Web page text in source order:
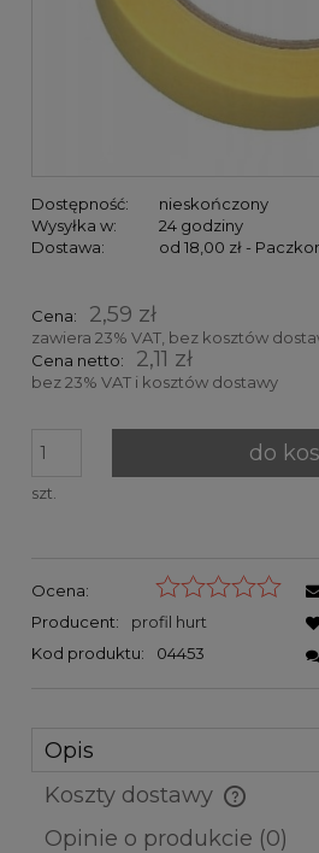
Dostępność:
nieskończony
Wysyłka w:
24 godziny
Dostawa:
od 18,00 zł -
Cena nie zawiera ewentualnych
Cena: 2,59 zł
zawiera 23% VAT, bez kosztów
Cena netto:
2,11 zł
bez 23% VAT i kosztów dostawy
szt.
do
Ocena:
Producent:
profil hurt
Kod produktu:
04453
Opis
Koszty dostawy
Cena nie zawiera ewentualnych
Opinie o produkcie (0)